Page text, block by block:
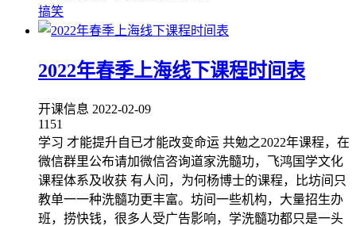
搞笑
2022年春季上海线下课程时间表
开课信息 2022-02-09
1151
学习 才能提升自已才能改变命运 共勉之2022年课程，在
微信群里公布请加微信咨询道家洗髓功，飞鸿国学文化
课程体系及收获 有人问，为何杨博士的课程，比坊间只
教单一一种洗髓功更丰富。坊间一些机构，大量招生办
班，捞快钱，很多人受广告影响，学洗髓功都只是一头